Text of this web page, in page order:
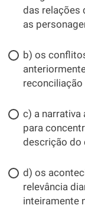
das relações
as
b) os
reconciliação
c) a narrativa
para
descrição do
d) os
relevância
inteiramente